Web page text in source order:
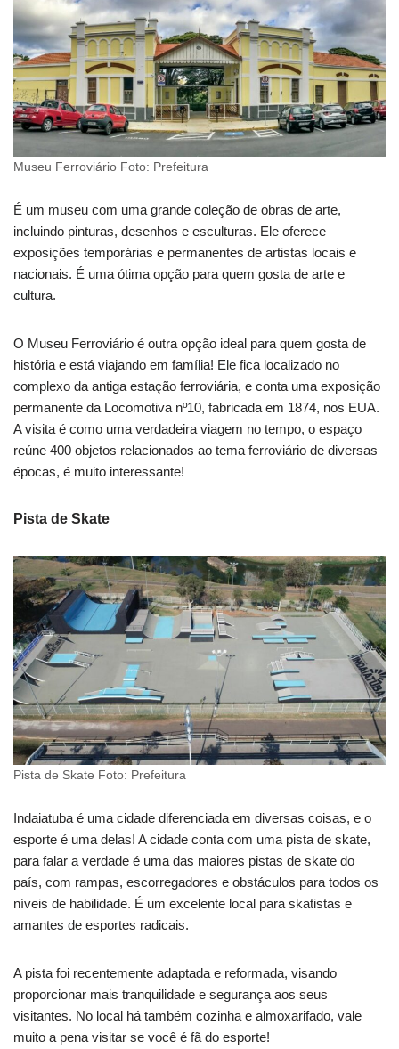
Museu Ferroviário Foto: Prefeitura
É um museu com uma grande coleção de obras de arte,
incluindo pinturas, desenhos e esculturas. Ele oferece
exposições temporárias e permanentes de artistas locais e
nacionais. É uma ótima opção para quem gosta de arte e
cultura.
O Museu Ferroviário é outra opção ideal para quem gosta de
história e está viajando em família! Ele fica localizado no
complexo da antiga estação ferroviária, e conta uma exposição
permanente da Locomotiva nº10, fabricada em 1874, nos EUA.
A visita é como uma verdadeira viagem no tempo, o espaço
reúne 400 objetos relacionados ao tema ferroviário de diversas
épocas, é muito interessante!
Pista de Skate
Pista de Skate Foto: Prefeitura
Indaiatuba é uma cidade diferenciada em diversas coisas, e o
esporte é uma delas! A cidade conta com uma pista de skate,
para falar a verdade é uma das maiores pistas de skate do
país, com rampas, escorregadores e obstáculos para todos os
níveis de habilidade. É um excelente local para skatistas e
amantes de esportes radicais.
A pista foi recentemente adaptada e reformada, visando
proporcionar mais tranquilidade e segurança aos seus
visitantes. No local há também cozinha e almoxarifado, vale
muito a pena visitar se você é fã do esporte!